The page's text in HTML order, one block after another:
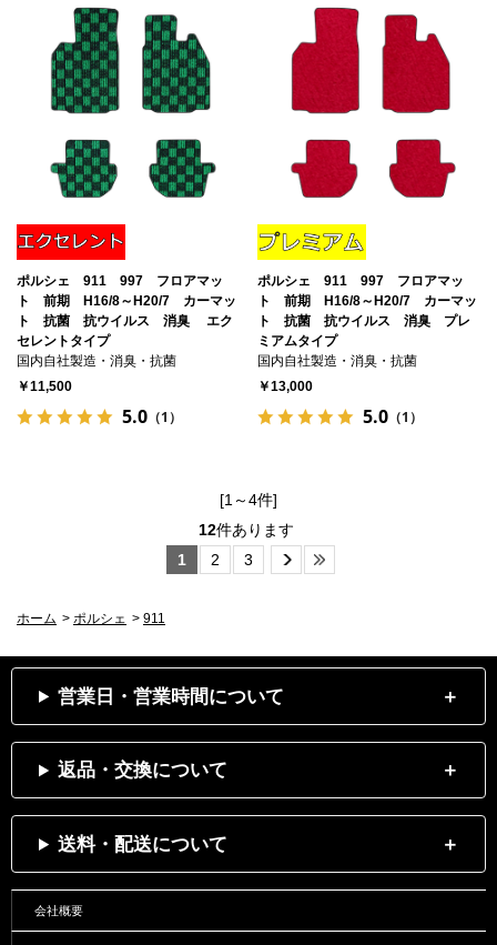
ポルシェ 911 997 フロアマッ
ト 前期 H16/8～H20/7 カーマッ
ト 抗菌 抗ウイルス 消臭 エク
セレントタイプ
国内自社製造・消臭・抗菌
￥11,500
5.0 （1）
ポルシェ 911 997 フロアマッ
ト 前期 H16/8～H20/7 カーマッ
ト 抗菌 抗ウイルス 消臭 プレ
ミアムタイプ
国内自社製造・消臭・抗菌
￥13,000
5.0（1）
[1～4件]
12件あります
1
2 3
ホーム > ポルシェ > 911
営業日・営業時間について
返品・交換について
送料・配送について
会社概要